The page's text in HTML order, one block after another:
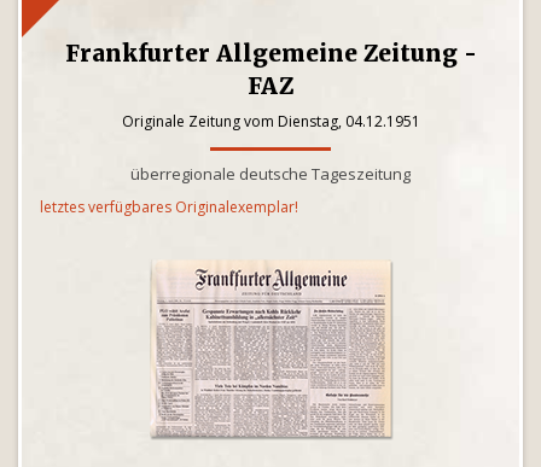
Frankfurter Allgemeine Zeitung -
FAZ
Originale Zeitung vom Dienstag, 04.12.1951
überregionale deutsche Tageszeitung
letztes verfügbares Originalexemplar!